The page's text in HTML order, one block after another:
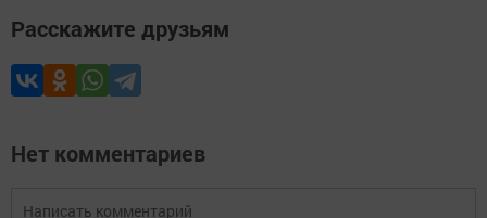
Расскажите друзьям
Нет комментариев